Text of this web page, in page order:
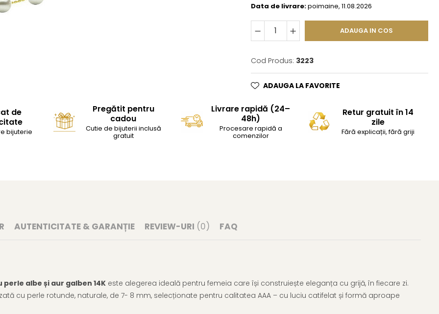
Data de livrare:poimaine, 11.08.2026
ADAUGA IN COS
Cod Produs: 3223
ADAUGA LA FAVORITE
de
bijuterie
Pregătit pentru
cadou
Cutie de bijuterii inclusă
gratuit
Livrare rapidă (24–
48h)
Procesare rapidă a
comenzilor
Retur gratuit în 14
zile
Fără explicații, fără griji
AUTENTICITATE & GARANȚIE REVIEW-URI (0) FAQ
albe și aur galben 14K este alegerea ideală pentru femeia care își construiește eleganța cu grijă, în fiecare zi.
cu perle rotunde, naturale, de 7- 8 mm, selecționate pentru calitatea AAA – cu luciu catifelat și formă aproape